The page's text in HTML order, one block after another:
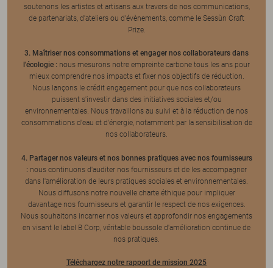
soutenons les artistes et artisans aux travers de nos communications,
de partenariats, d'ateliers ou d'évènements, comme le Sessùn Craft
Prize.
3. Maîtriser nos consommations et engager nos collaborateurs dans
l'écologie : nous mesurons notre empreinte carbone tous les ans pour
mieux comprendre nos impacts et fixer nos objectifs de réduction.
Nous lançons le crédit engagement pour que nos collaborateurs
puissent s'investir dans des initiatives sociales et/ou
environnementales. Nous travaillons au suivi et à la réduction de nos
consommations d'eau et d'énergie, notamment par la sensibilisation de
nos collaborateurs.
4. Partager nos valeurs et nos bonnes pratiques avec nos fournisseurs
: nous continuons d'auditer nos fournisseurs et de les accompagner
dans l'amélioration de leurs pratiques sociales et environnementales.
Nous diffusons notre nouvelle charte éthique pour impliquer
davantage nos fournisseurs et garantir le respect de nos exigences.
Nous souhaitons incarner nos valeurs et approfondir nos engagements
en visant le label B Corp, véritable boussole d'amélioration continue de
nos pratiques.
Téléchargez notre rapport de mission 2025